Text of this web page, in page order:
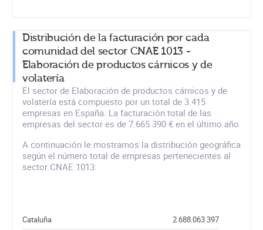
Distribución de la facturación por cada
comunidad del sector CNAE 1013 -
Elaboración de productos cárnicos y de
volatería
El sector de Elaboración de productos cárnicos y de
volatería está compuesto por un total de 3.415
empresas en España. La facturación total de las
empresas del sector es de 7.665.390 € en el último año
A continuación le mostramos la distribución geográfica
según el número total de empresas pertenecientes al
sector CNAE 1013:
Cataluña
2.688.063.397